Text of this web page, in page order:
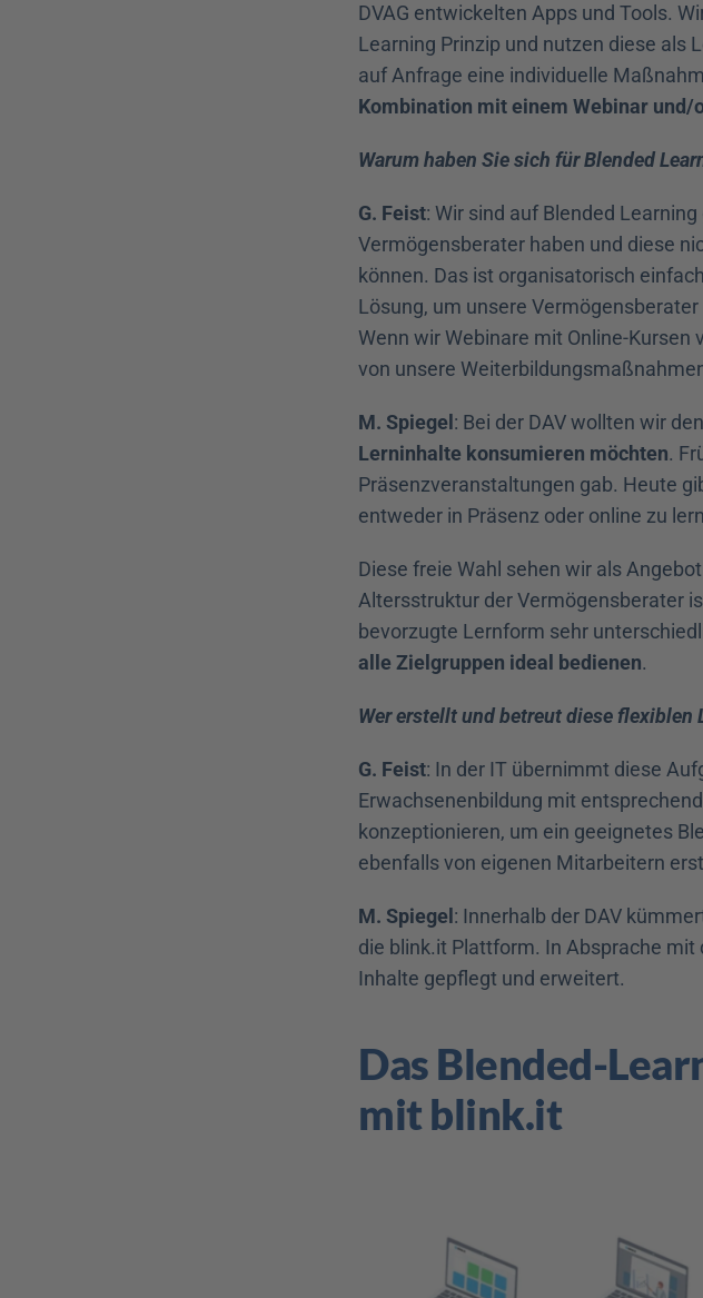
DVAG entwickelten Apps und Tools.
Learning Prinzip und nutzen diese als
auf Anfrage eine individuelle
Kombination mit einem Webinar
Warum haben Sie sich für Blended
G. Feist: Wir sind auf Blended
Vermögensberater haben und diese
können. Das ist organisatorisch
Lösung, um unsere
Wenn wir Webinare mit Online-
von unsere
M. Spiegel : Bei der DAV wollten wir
Lerninhalte konsumieren möchten.
Präsenzveranstaltungen gab. Heute
entweder in Präsenz oder online zu
Diese freie Wahl sehen wir als
Altersstruktur der Vermögensberater
bevorzugte Lernform sehr
alle Zielgruppen ideal bedienen.
Wer erstellt und betreut diese
G. Feist: In der IT übernimmt diese
Erwachsenenbildung mit
konzeptionieren, um ein geeignetes
ebenfalls von eigenen Mitarbeitern
M. Spiegel : Innerhalb der DAV
die blink.it Plattform. In Absprache
Inhalte gepflegt und erweitert.
Das Blended-
mit blink.it